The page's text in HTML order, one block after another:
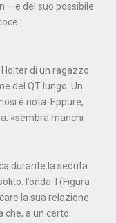
– e del suo possibile
Holter di un ragazzo
del QT lungo. Un
è nota. Eppure,
«sembra manchi
durante la seduta
l’onda T(Figura
la sua relazione
che, a un certo